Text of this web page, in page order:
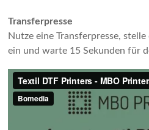
Transferpresse
Nutze eine Transferpresse,
ein und warte 15 Sekunden für